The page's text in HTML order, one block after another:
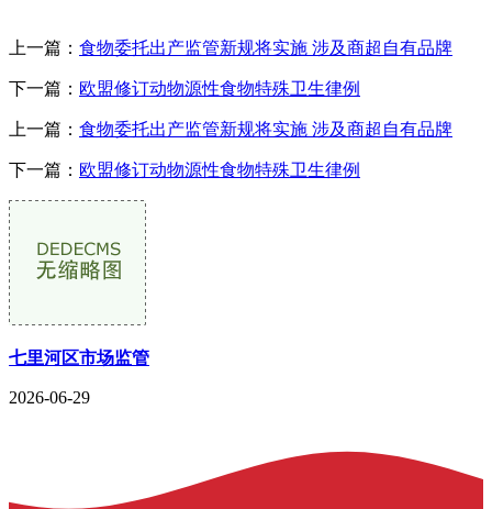
上一篇： 食物委托出产监管新规将实施 涉及商超自有品牌
下一篇： 欧盟修订动物源性食物特殊卫生律例
上一篇： 食物委托出产监管新规将实施 涉及商超自有品牌
下一篇： 欧盟修订动物源性食物特殊卫生律例
七里河区市场监管
2026-06-29